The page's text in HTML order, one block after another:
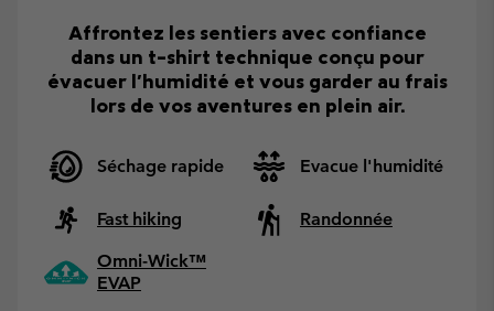
Affrontez les sentiers avec confiance
dans un t-shirt technique conçu pour
évacuer l'humidité et vous garder au frais
lors de vos aventures en plein air.
Séchage rapide Evacue l'humidité
Fast hiking
Randonnée
Omni-Wick™
EVAP